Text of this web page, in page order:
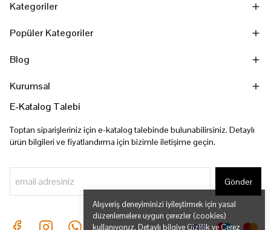
Alışveriş deneyiminizi iyileştirmek için yasal
düzenlemelere uygun çerezler (cookies)
kullanıyoruz. Detaylı bilgiye Gizlilik ve Çerez
Kategoriler
Popüler Kategoriler
Blog
Kurumsal
E-Katalog Talebi
Toptan siparişleriniz için e-katalog talebinde bulunabilirsiniz. Detaylı
ürün bilgileri ve fiyatlandırma için bizimle iletişime geçin.
Gönder